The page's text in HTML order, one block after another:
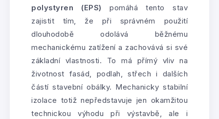
polystyren (EPS) pomáhá tento stav
zajistit tím, že při správném použití
dlouhodobě odolává běžnému
mechanickému zatížení a zachovává si své
základní vlastnosti. To má přímý vliv na
životnost fasád, podlah, střech i dalších
částí stavební obálky. Mechanicky stabilní
izolace totiž nepředstavuje jen okamžitou
technickou výhodu při výstavbě, ale i